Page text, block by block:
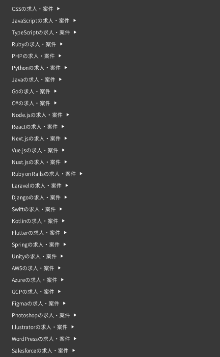
CSSの求人・案件
JavaScriptの求人・案件
TypeScriptの求人・案件
Rubyの求人・案件
PHPの求人・案件
Pythonの求人・案件
Javaの求人・案件
Goの求人・案件
C#の求人・案件
Node.jsの求人・案件
Reactの求人・案件
Next.jsの求人・案件
Vue.jsの求人・案件
Nuxt.jsの求人・案件
Ruby on Railsの求人・案件
Laravelの求人・案件
Djangoの求人・案件
Swiftの求人・案件
Kotlinの求人・案件
Flutterの求人・案件
Springの求人・案件
Unityの求人・案件
AWSの求人・案件
Azureの求人・案件
GCPの求人・案件
Figmaの求人・案件
Photoshopの求人・案件
Illustratorの求人・案件
WordPressの求人・案件
Salesforceの求人・案件